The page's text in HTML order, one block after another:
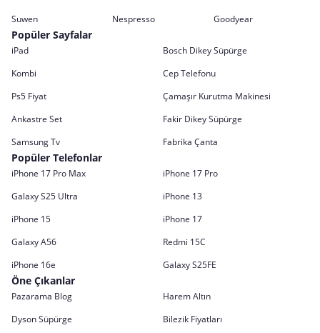
Suwen
Nespresso Goodyear
Popüler Sayfalar
iPad
Bosch Dikey Süpürge
Kombi
Cep Telefonu
Ps5 Fiyat
Çamaşır Kurutma Makinesi
Ankastre Set
Fakir Dikey Süpürge
Samsung Tv
Fabrika Çanta
Popüler Telefonlar
iPhone 17 Pro Max
iPhone 17 Pro
Galaxy S25 Ultra
iPhone 13
iPhone 15
iPhone 17
Galaxy A56
Redmi 15C
iPhone 16e
Galaxy S25FE
Öne Çıkanlar
Pazarama Blog
Harem Altın
Dyson Süpürge
Bilezik Fiyatları